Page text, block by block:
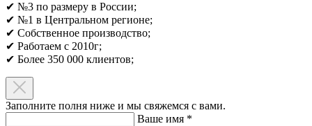
✔ №3 по размеру в России;
✔ №1 в Центральном регионе;
✔ Собственное производство;
✔ Работаем с 2010г;
✔ Более 350 000 клиентов;​
Заполните полня ниже и мы свяжемся с вами.
Ваше имя *